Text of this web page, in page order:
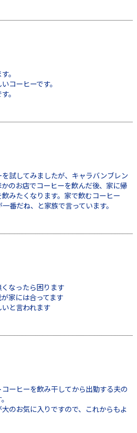
。
コーヒーです。
。
試してみましたが、キャラバンブレン
のお店でコーヒーを飲んだ後、家に帰
みたくなります。家で飲むコーヒー
番だね、と家族で言っています。
なったら困ります
家には合ってます
と言われます
ーヒーを飲み干してから出勤する夫の
のお気に入りですので、これからもよ